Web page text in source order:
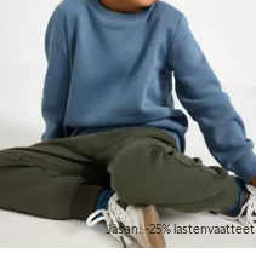
Jäsen: -25% lastenvaatteet